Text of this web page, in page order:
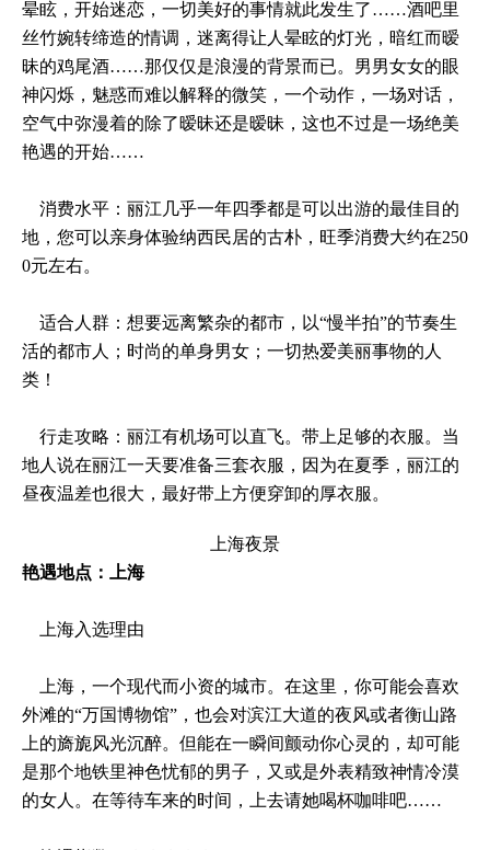
晕眩，开始迷恋，一切美好的事情就此发生了……酒吧里
丝竹婉转缔造的情调，迷离得让人晕眩的灯光，暗红而暧
昧的鸡尾酒……那仅仅是浪漫的背景而已。男男女女的眼
神闪烁，魅惑而难以解释的微笑，一个动作，一场对话，
空气中弥漫着的除了暧昧还是暧昧，这也不过是一场绝美
艳遇的开始……
消费水平：丽江几乎一年四季都是可以出游的最佳目的
地，您可以亲身体验纳西民居的古朴，旺季消费大约在250
0元左右。
适合人群：想要远离繁杂的都市，以“慢半拍”的节奏生
活的都市人；时尚的单身男女；一切热爱美丽事物的人
类！
行走攻略：丽江有机场可以直飞。带上足够的衣服。当
地人说在丽江一天要准备三套衣服，因为在夏季，丽江的
昼夜温差也很大，最好带上方便穿卸的厚衣服。
上海夜景
艳遇地点：上海
上海入选理由
上海，一个现代而小资的城市。在这里，你可能会喜欢
外滩的“万国博物馆”，也会对滨江大道的夜风或者衡山路
上的旖旎风光沉醉。但能在一瞬间颤动你心灵的，却可能
是那个地铁里神色忧郁的男子，又或是外表精致神情冷漠
的女人。在等待车来的时间，上去请她喝杯咖啡吧……